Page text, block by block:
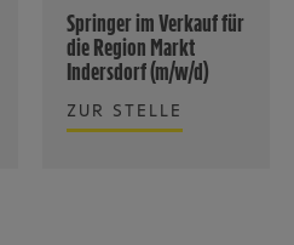
Springer im Verkauf für
die Region Markt
Indersdorf (m/w/d)
ZUR STELLE